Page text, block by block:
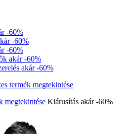
-60%
-60%
-60%
akár -60%
akár -60%
megtekintése Kiárusítás akár -60%